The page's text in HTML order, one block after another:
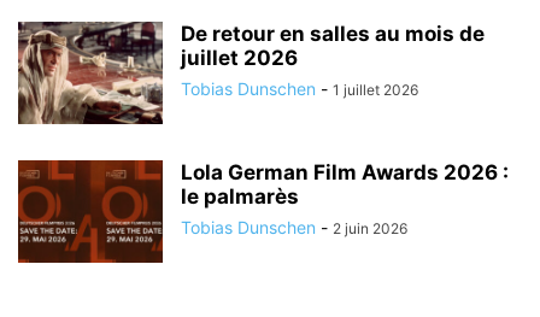
De retour en salles au mois de
juillet 2026
Tobias Dunschen - 1 juillet 2026
Lola German Film Awards 2026 :
le palmarès
Tobias Dunschen - 2 juin 2026